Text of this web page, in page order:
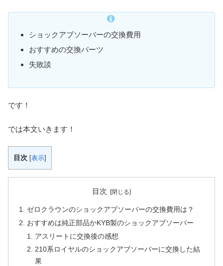
ショックアブソーバーの交換費用
おすすめの交換パーツ
失敗談
です！
では本文いきます！
目次 [表示]
目次
ゼロクラウンのショックアブソーバーの交換費用は？
おすすめは純正部品かKYB製のショックアブソーバー
アスリートに交換後の感想
210系ロイヤルのショックアブソーバーに交換した結
果